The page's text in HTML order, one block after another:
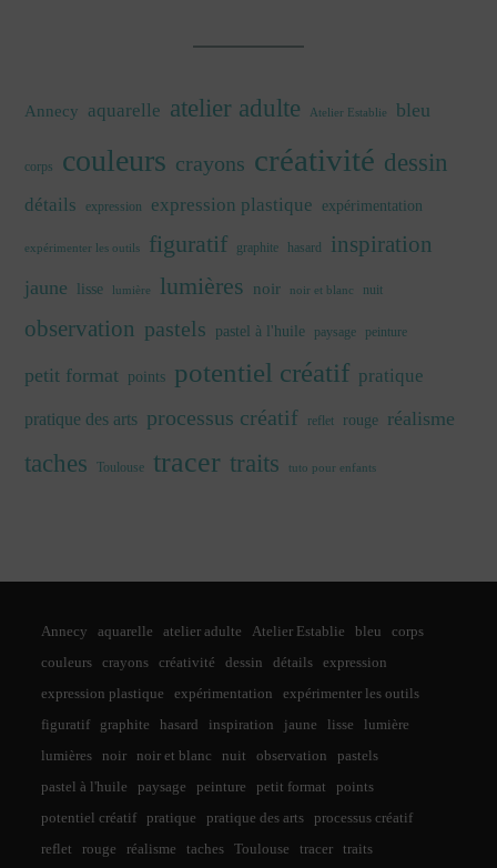
Annecy aquarelle atelier adulte Atelier Establie bleu
corps couleurs crayons créativité dessin
détails expression expression plastique expérimentation
expérimenter les outils figuratif graphite hasard inspiration
jaune lisse lumière lumières noir noir et blanc nuit
observation pastels pastel à l'huile paysage peinture
petit format points potentiel créatif pratique
pratique des arts processus créatif reflet rouge réalisme
taches Toulouse tracer traits tuto pour enfants
Annecy aquarelle atelier adulte Atelier Establie bleu
corps
couleurs
crayons créativité dessin détails
expression
expression plastique
expérimentation
expérimenter les outils
figuratif
graphite hasard inspiration jaune lisse
lumière
lumières
noir noir et blanc nuit observation
pastels
pastel à l'huile
paysage peinture petit format
points
potentiel créatif
pratique pratique des arts
processus créatif
reflet
rouge réalisme taches Toulouse tracer
traits